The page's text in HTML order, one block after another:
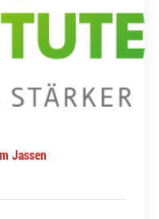
Jassen